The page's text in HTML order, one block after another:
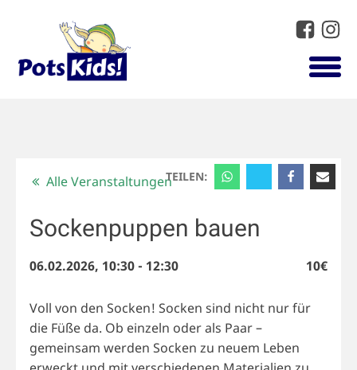
TEILEN:
Alle Veranstaltungen
Sockenpuppen bauen
06.02.2026, 10:30- 12:30 10€
Voll von den Socken! Socken sind nicht nur für
die Füße da. Ob einzeln oder als Paar –
gemeinsam werden Socken zu neuem Leben